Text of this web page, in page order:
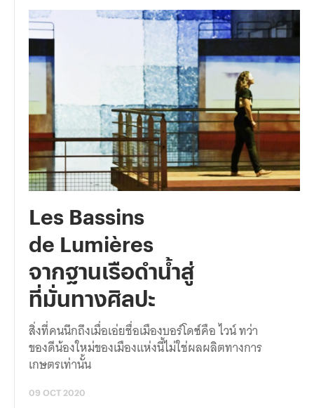
Les Bassins
de Lumières
จากฐานเรือดำน้ำสู่
ที่มั่นทางศิลปะ
สิ่งที่คนนึกถึงเมื่อเอ่ยชื่อเมืองบอร์โดซ์คือ ไวน์ ทว่า
ของดีน้องใหม่ของเมืองแห่งนี้ไม่ใช่ผลผลิตทางการ
เกษตรเท่านั้น
09 OCT 2020